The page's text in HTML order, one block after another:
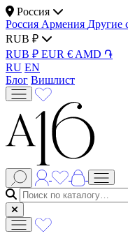
Россия
Россия Армения Другие
RUB ₽
RUB ₽ EUR € AMD ֏
RU EN
Блог Вишлист